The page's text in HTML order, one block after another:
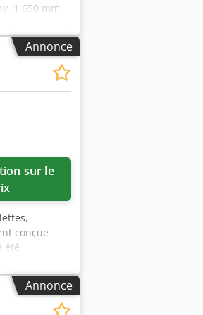
1 650 mm
Annonce
conçue
été
en
aisée
- Utilisation
Tous les
Annonce